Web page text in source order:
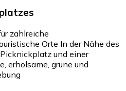
zahlreiche
Orte In der Nähe des
und einer
erholsame, grüne und